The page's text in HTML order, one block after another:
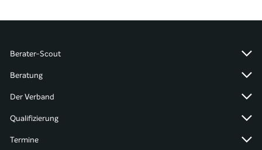
Berater-Scout
Beratung
Der Verband
Qualifizierung
Termine